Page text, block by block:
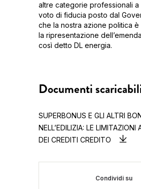
altre categorie professionali a
voto di fiducia posto dal
che la nostra azione politica
la ripresentazione
così detto DL energia.
Documenti
SUPERBONUS E GLI ALTRI
NELL’EDILIZIA: LE LIMITAZIONI
DEI CREDITI CREDITO
Condividi su